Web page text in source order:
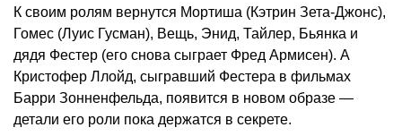
К своим ролям вернутся Мортиша (Кэтрин Зета-Джонс),
Гомес (Луис Гусман), Вещь, Энид, Тайлер, Бьянка и
дядя Фестер (его снова сыграет Фред Армисен). А
Кристофер Ллойд, сыгравший Фестера в фильмах
Барри Зонненфельда, появится в новом образе —
детали его роли пока держатся в секрете.